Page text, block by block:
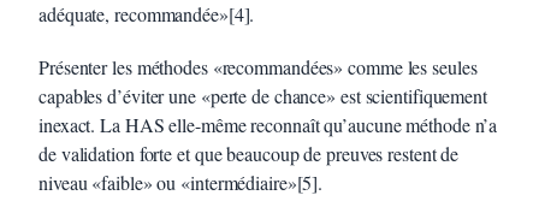
adéquate, recommandée»[4].
Présenter les méthodes «recommandées» comme les seules
capables d’éviter une «perte de chance» est scientifiquement
inexact. La HAS elle-même reconnaît qu’aucune méthode n’a
de validation forte et que beaucoup de preuves restent de
niveau «faible» ou «intermédiaire»[5].